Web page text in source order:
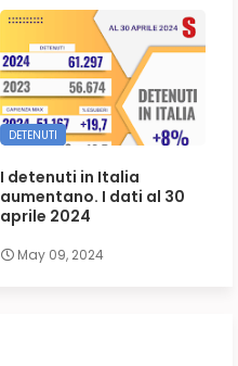
DETENUTI
I detenuti in Italia
aumentano. I dati al 30
aprile 2024
May 09, 2024